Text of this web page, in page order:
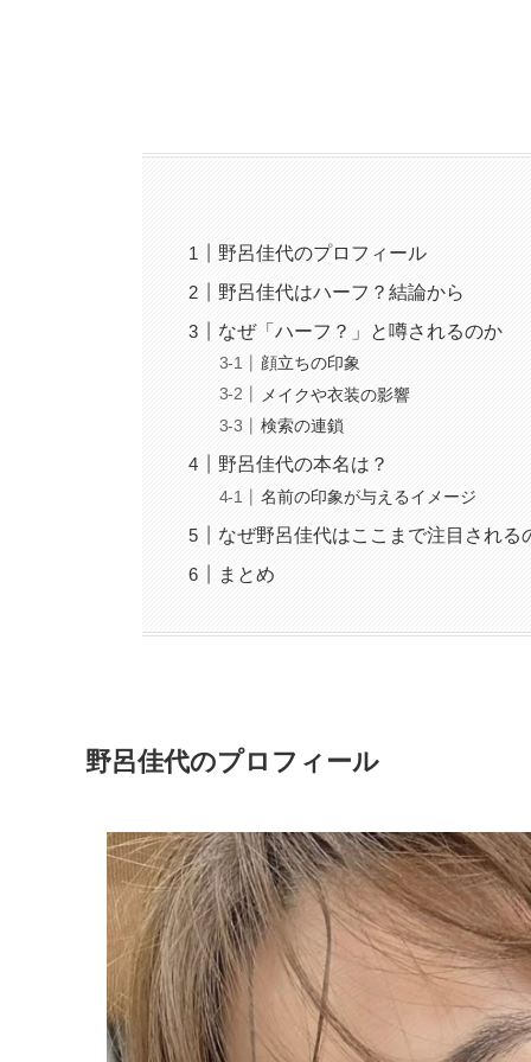
野呂佳代のプロフィール
野呂佳代はハーフ？結論から
なぜ「ハーフ？」と噂されるのか
顔立ちの印象
メイクや衣装の影響
検索の連鎖
野呂佳代の本名は？
名前の印象が与えるイメージ
なぜ野呂佳代はここまで注目される
まとめ
野呂佳代のプロフィール